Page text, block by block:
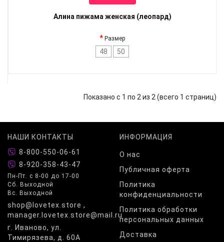
Алина пижама женская (леопард)
Размер
48 50
Показано с 1 по 2 из 2 (всего 1 страниц)
НАШИ КОНТАКТЫ
8-800-550-06-61
8-920-358-43-47
Пн-Пт. с 8-00 до 17-00
Сб. Выходной
Вс. Выходной
shop@lovetex.store ,
manager.lovetex.store@mail.ru
г. Иваново, ул.
Тимирязева, д. 60А
ИНФОРМАЦИЯ
О нас
Публичная оферта
Политика
конфиденциальности
Политика обработки
персональных данных
Доставка